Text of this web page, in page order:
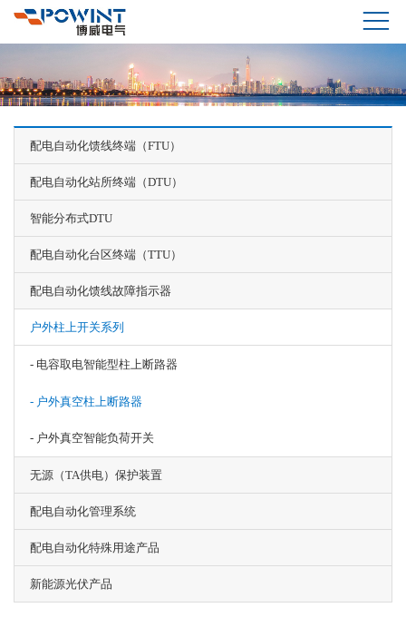
配电自动化馈线终端（FTU）
配电自动化站所终端（DTU）
智能分布式DTU
配电自动化台区终端（TTU）
配电自动化馈线故障指示器
户外柱上开关系列
- 电容取电智能型柱上断路器
- 户外真空柱上断路器
- 户外真空智能负荷开关
无源（TA供电）保护装置
配电自动化管理系统
配电自动化特殊用途产品
新能源光伏产品